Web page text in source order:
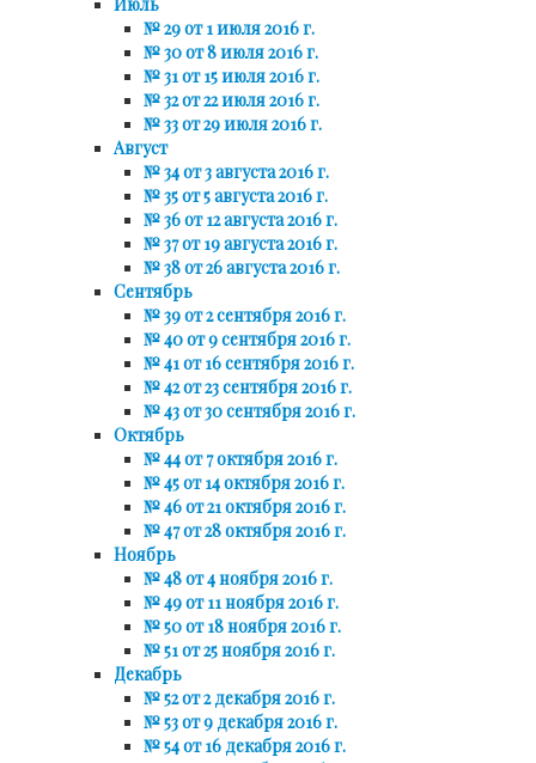
№ 29 от 1 июля 2016 г.
№ 30 от 8 июля 2016 г.
№ 31 от 15 июля 2016 г.
№ 32 от 22 июля 2016 г.
№ 33 от 29 июля 2016 г.
Август
№ 34 от 3 августа 2016 г.
№ 35 от 5 августа 2016 г.
№ 36 от 12 августа 2016 г.
№ 37 от 19 августа 2016 г.
№ 38 от 26 августа 2016 г.
Сентябрь
№ 39 от 2 сентября 2016 г.
№ 40 от 9 сентября 2016 г.
№ 41 от 16 сентября 2016 г.
№ 42 от 23 сентября 2016 г.
№ 43 от 30 сентября 2016 г.
Октябрь
№ 44 от 7 октября 2016 г.
№ 45 от 14 октября 2016 г.
№ 46 от 21 октября 2016 г.
№ 47 от 28 октября 2016 г.
Ноябрь
№ 48 от 4 ноября 2016 г.
№ 49 от 11 ноября 2016 г.
№ 50 от 18 ноября 2016 г.
№ 51 от 25 ноября 2016 г.
Декабрь
№ 52 от 2 декабря 2016 г.
№ 53 от 9 декабря 2016 г.
№ 54 от 16 декабря 2016 г.